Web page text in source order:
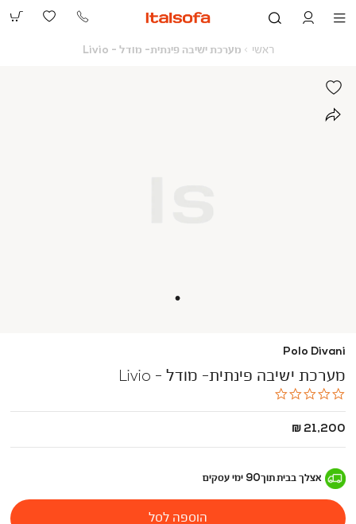
073-
ראשי ראשי
מערכת ישיבה פינתית- מודל - Livio
Polo Divani
מערכת ישיבה פינתית- מודל - Livio
החל
21,200 ₪
אצלך בביתתוך90 ימי עסקים
הוספה לסל